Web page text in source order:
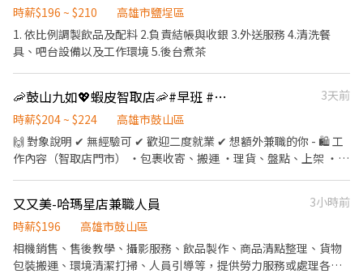
時薪$196 ~ $210
高雄市鹽埕區
1. 依比例調製飲品及配料 2.負責結帳與收銀 3.外送服務 4.清洗餐
具、吧台設備以及工作環境 5.後台煮茶
🦐鼓山九如💖蝦皮智取店🦐#早班 #晚班 #完整教育訓練
3天前
時薪$204 ~ $224
高雄市鼓山區
🙌 對象說明 ✔ 無經驗可 ✔ 歡迎二度就業 ✔ 想額外兼職的你 - 🛍 工
作內容（智取店門市） ・包裹收寄、搬運 ・理貨、盤點、上架 ・維
教育訓練&實體實習，皆有計薪 - 📍 班別說明 🔹 早班兼職： 🕖 早
班：07:00–12:00 （可彈性於 07:00–08:30 間到班） - 🔹 晚班兼
職： 🌙 晚班：17:30–22:30 - (以上皆需六日兩天+平日至少2天，於
時段內排班) 每日會安排 3–6 間門市（依區域與貨量調整） - 💰 薪資
又又美-哈瑪星店兼職人員
3小時前
時薪$196
高雄市鼓山區
相機銷售、售後教學、攝影服務、飲品製作、商品清點整理、貨物
包裝搬運、環境清潔打掃、人員引導等，提供勞力服務或處理各項